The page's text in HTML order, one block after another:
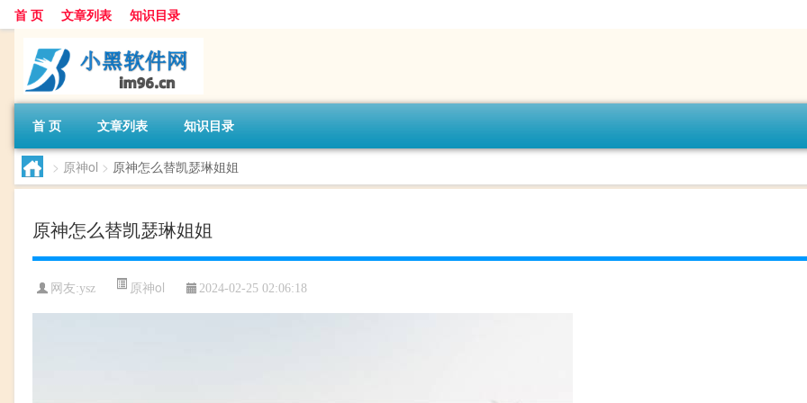
首 页 文章列表 知识目录
首 页 文章列表 知识目录
> 原神ol > 原神怎么替凯瑟琳姐姐
原神怎么替凯瑟琳姐姐
网友:ysz 原神ol 2024-02-25 02:06:18